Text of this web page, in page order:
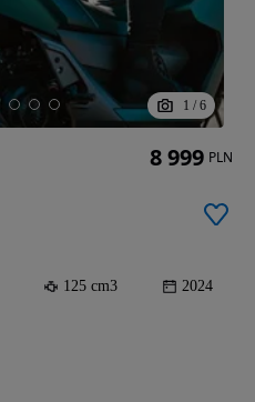
1 / 6
125 cm3 2024
8 999 PLN